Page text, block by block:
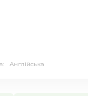
Англійська